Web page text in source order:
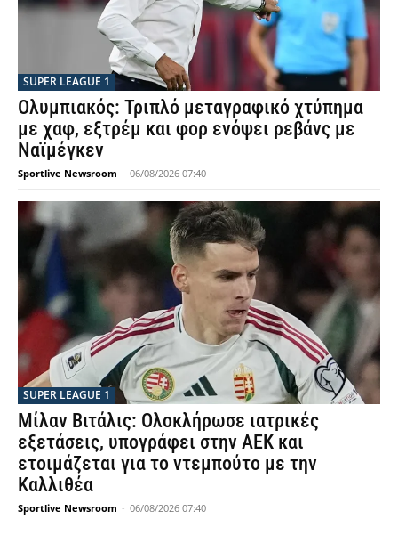
SUPER LEAGUE 1
Ολυμπιακός: Τριπλό μεταγραφικό χτύπημα
με χαφ, εξτρέμ και φορ ενόψει ρεβάνς με
Ναϊμέγκεν
Sportlive Newsroom - 06/08/2026 07:40
SUPER LEAGUE 1
Μίλαν Βιτάλις: Ολοκλήρωσε ιατρικές
εξετάσεις, υπογράφει στην ΑΕΚ και
ετοιμάζεται για το ντεμπούτο με την
Καλλιθέα
Sportlive Newsroom - 06/08/2026 07:40